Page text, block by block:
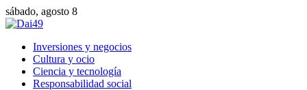
sábado, agosto 8
Inversiones y negocios
Cultura y ocio
Ciencia y tecnología
Responsabilidad social